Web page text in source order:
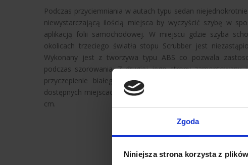
Zgoda
Niniejsza strona korzysta z
Podczas przyciemniania w autach typu sedan
niewystarczającą ilością miejsca by wyczyścić szybę w
aplikacją folii samochodowej. W miejscu gdzie szyba
okolicach trzeciego światła stopu Scrubber jest
Wykonany jest z tworzywa typu ABS co pozwala
podczas szorowania. Z drugiej jego strony zamontowany
przyczepienie białego padu dzięki, któremu możemy
dostępnych miejscach przed aplikacją folii do przyciemniania
cm.